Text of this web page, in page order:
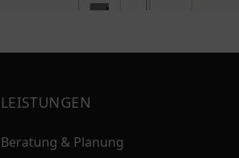
LEISTUNGEN
Beratung & Planung